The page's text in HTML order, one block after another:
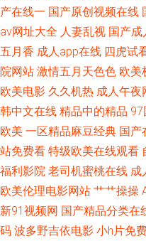
打码 AV蜜桃久久 福利涩导航 精
成人 91人妻激情视频 伊人精品
文福利AV导航 色悠悠在线视频
成人在线 91色动漫视频成人 国
夜大片 亚洲一本道色 91精品熟妇
三四五 中入肏屄日本 99热色超
产在线一 国产原创视频在线
av网址大全 人妻乱视 国产成
五月香 成人app在线 四虎试
院网站 激情五月天色色 欧美
欧美电影 久久机热 成人午夜
韩中文在线 精品中的精品 97
欧美 一区精品麻豆经典 国产
站免费看 特级欧美在线观看
福利影院 老司机蜜桃在线 成
欧美伦理电影网站 艹艹操操
新91视频网 国产精品分类在
码 波多野吉依电影 小h片免